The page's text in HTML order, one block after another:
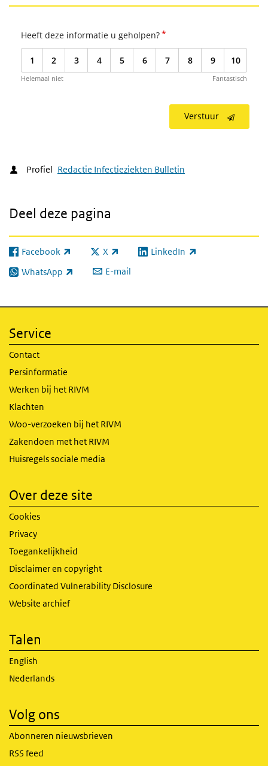
Heeft deze informatie u geholpen?*
1 2 3 4 5 6 7 8 9 10
Helemaal niet Fantastisch
Verstuur
Profiel Redactie Infectieziekten Bulletin
Deel deze pagina
Facebook
(externe link) X
(externe link) LinkedIn
(externe link)
WhatsApp
(externe link) E-mail
Service
Contact
Persinformatie
Werken bij het RIVM
Klachten
Woo-verzoeken bij het RIVM
Zakendoen met het RIVM
Huisregels sociale media
Over deze site
Cookies
Privacy
Toegankelijkheid
Disclaimer en copyright
Coordinated Vulnerability Disclosure
Website archief
Talen
English
Nederlands
Volg ons
Abonneren nieuwsbrieven
RSS feed